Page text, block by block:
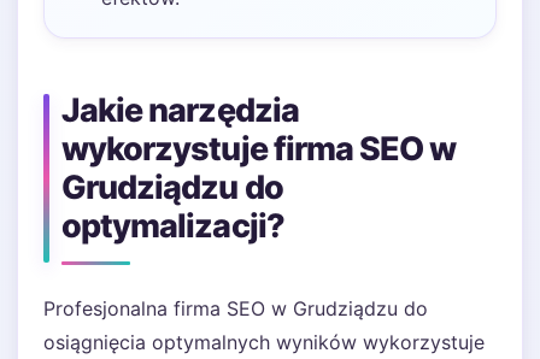
Jakie narzędzia
wykorzystuje firma SEO w
Grudziądzu do
optymalizacji?
Profesjonalna firma SEO w Grudziądzu do
osiągnięcia optymalnych wyników wykorzystuje